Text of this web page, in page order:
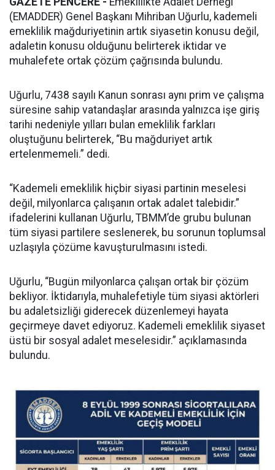
(EMADDER) Genel Başkanı Mihriban Uğurlu, kademeli
emeklilik mağduriyetinin artık siyasetin konusu değil,
adaletin konusu olduğunu belirterek iktidar ve
muhalefete ortak çözüm çağrısında bulundu.
Uğurlu, 7438 sayılı Kanun sonrası aynı prim ve çalışma
süresine sahip vatandaşlar arasında yalnızca işe giriş
tarihi nedeniyle yılları bulan emeklilik farkları
oluştuğunu belirterek, “Bu mağduriyet artık
ertelenmemeli.” dedi.
“Kademeli emeklilik hiçbir siyasi partinin meselesi
değil, milyonlarca çalışanın ortak adalet talebidir.”
ifadelerini kullanan Uğurlu, TBMM’de grubu bulunan
tüm siyasi partilere seslenerek, bu sorunun toplumsal
uzlaşıyla çözüme kavuşturulmasını istedi.
Uğurlu, “Bugün milyonlarca çalışan ortak bir çözüm
bekliyor. İktidarıyla, muhalefetiyle tüm siyasi aktörleri
bu adaletsizliği giderecek düzenlemeyi hayata
geçirmeye davet ediyoruz. Kademeli emeklilik siyaset
üstü bir sosyal adalet meselesidir.” açıklamasında
bulundu.